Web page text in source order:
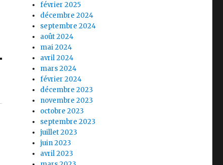
février 2025
décembre 2024
septembre 2024
août 2024
mai 2024
avril 2024
mars 2024
février 2024
décembre 2023
novembre 2023
octobre 2023
septembre 2023
juillet 2023
juin 2023
avril 2023